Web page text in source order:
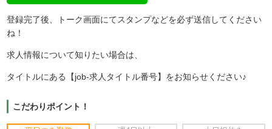
登録完了後、トーク画面にてスタンプなどを必ず送信してください
ね！
求人情報について知りたい場合は、
タイトルにある【job-求人タイトル番号】をお知らせください♪
こだわりポイント！